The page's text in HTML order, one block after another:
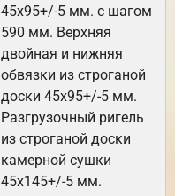
45х95+/-5 мм. с шагом
590 мм. Верхняя
двойная и нижняя
обвязки из строганой
доски 45х95+/-5 мм.
Разгрузочный ригель
из строганой доски
камерной сушки
45х145+/-5 мм.